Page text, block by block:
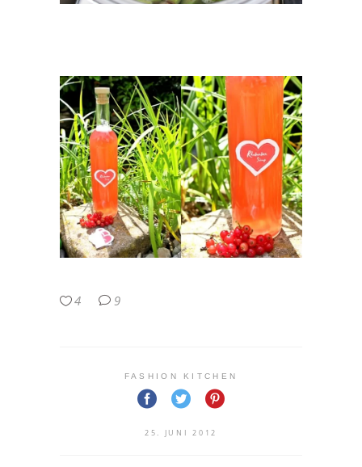
4 9
FASHION KITCHEN
25. JUNI 2012